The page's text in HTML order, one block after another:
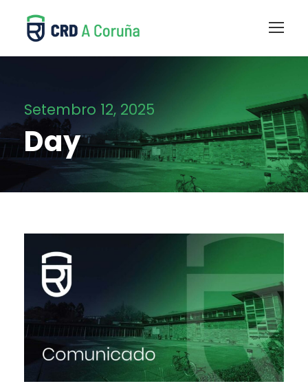
Setembro 12, 2025
Day